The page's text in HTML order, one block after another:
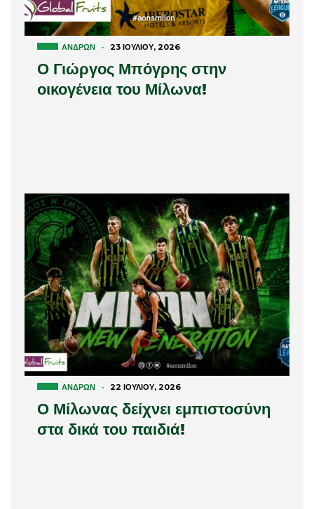
ΑΝΔΡΏΝ · 23 ΙΟΥΛΊΟΥ, 2026
Ο Γιώργος Μπόγρης στην
οικογένεια του Μίλωνα!
ΑΝΔΡΏΝ · 22 ΙΟΥΛΊΟΥ, 2026
Ο Μίλωνας δείχνει εμπιστοσύνη
στα δικά του παιδιά!